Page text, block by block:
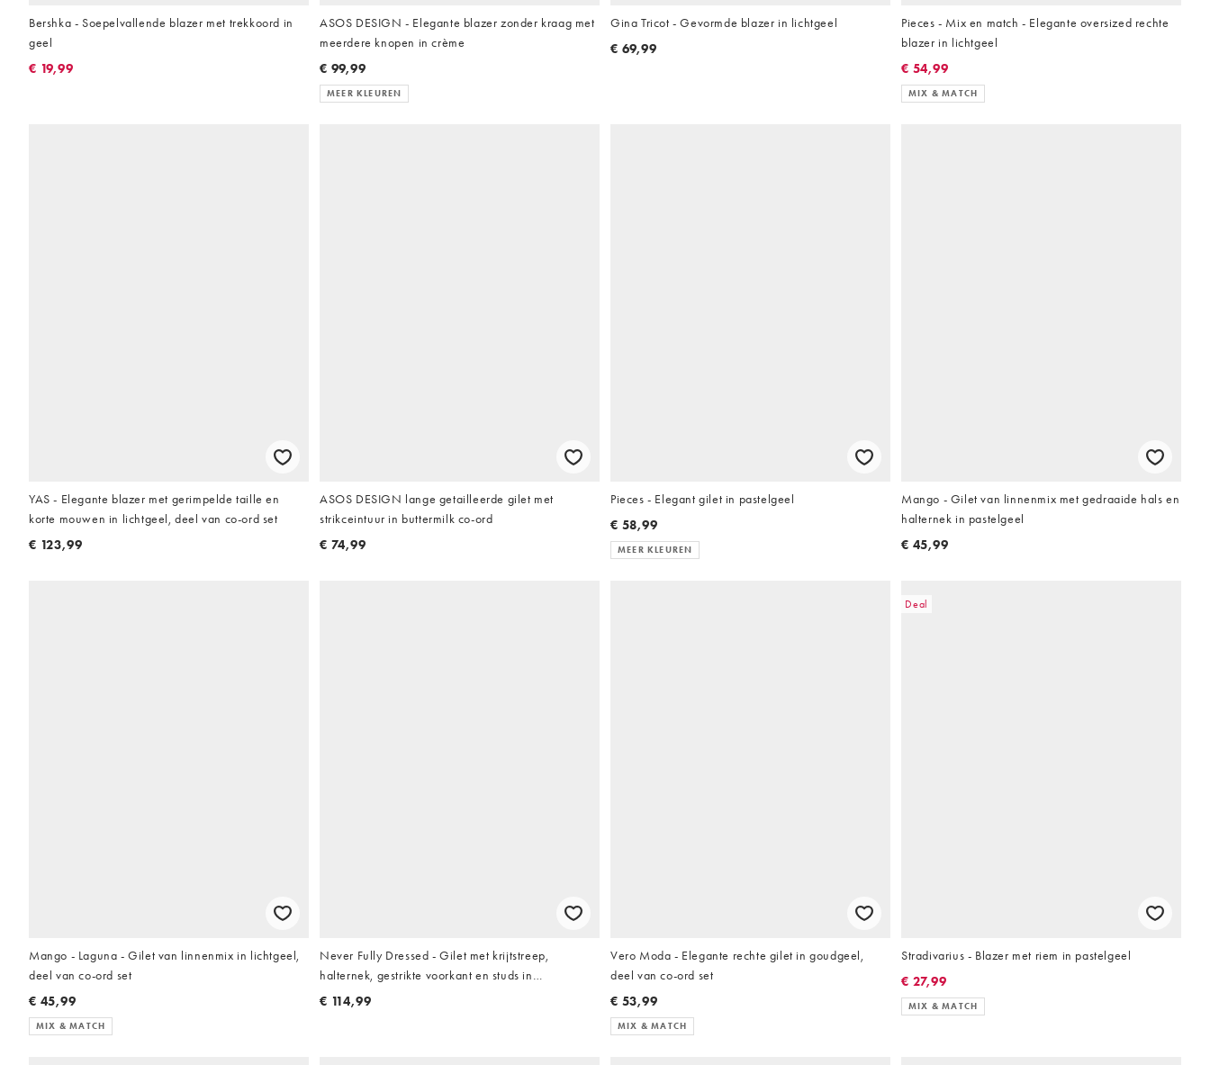
Bershka - Soepelvallende blazer met trekkoord in
geel
€ 19,99
ASOS DESIGN - Elegante blazer zonder kraag met
meerdere knopen in crème
€ 99,99
MEER KLEUREN
Gina Tricot - Gevormde blazer in lichtgeel
€ 69,99
Pieces - Mix en match - Elegante oversized rechte
blazer in lichtgeel
€ 54,99
MIX & MATCH
YAS - Elegante blazer met gerimpelde taille en
korte mouwen in lichtgeel, deel van co-ord set
€ 123,99
ASOS DESIGN lange getailleerde gilet met
strikceintuur in buttermilk co-ord
€ 74,99
Pieces - Elegant gilet in pastelgeel
€ 58,99
MEER KLEUREN
Mango - Gilet van linnenmix met gedraaide hals en
halternek in pastelgeel
€ 45,99
Mango - Laguna - Gilet van linnenmix in lichtgeel,
deel van co-ord set
€ 45,99
MIX & MATCH
Never Fully Dressed - Gilet met krijtstreep,
halternek, gestrikte voorkant en studs in
citroengeel, deel van co-ord set
€ 114,99
Vero Moda - Elegante rechte gilet in goudgeel,
deel van co-ord set
€ 53,99
MIX & MATCH
Deal
Stradivarius - Blazer met riem in pastelgeel
€ 27,99
MIX & MATCH